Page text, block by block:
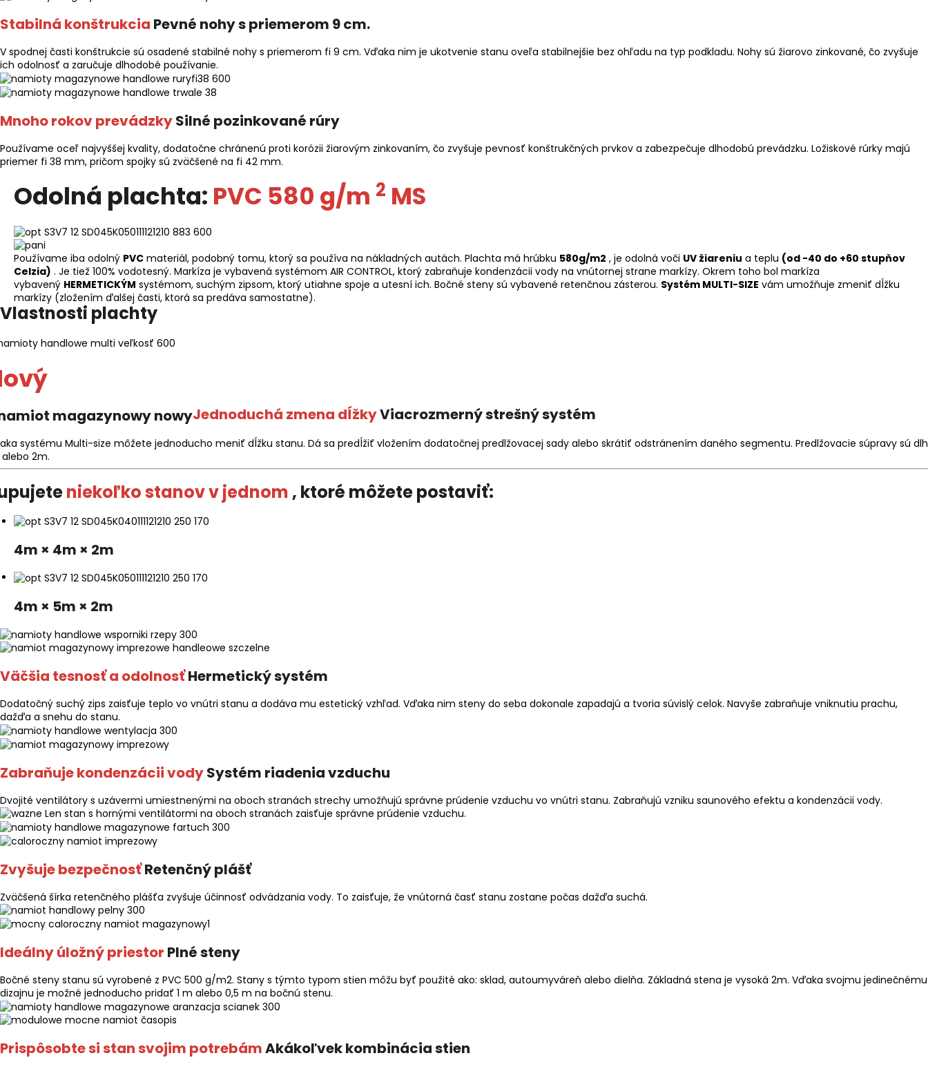
Stabilná konštrukcia Pevné nohy s priemerom 9 cm.
V spodnej časti konštrukcie sú osadené stabilné nohy s priemerom fi 9 cm. Vďaka nim je ukotvenie stanu oveľa stabilnejšie bez ohľadu na typ podkladu. Nohy sú žiarovo zinkované, čo zvyšuje
ich odolnosť a zaručuje dlhodobé používanie.
Mnoho rokov prevádzkySilné pozinkované rúry
Používame oceľ najvyššej kvality, dodatočne chránenú proti korózii žiarovým zinkovaním, čo zvyšuje pevnosť konštrukčných prvkov a zabezpečuje dlhodobú prevádzku. Ložiskové rúrky majú
priemer fi 38 mm, pričom spojky sú zväčšené na fi 42 mm.
Odolná plachta: PVC 580 g/m 2 MS
Používame iba odolný PVC materiál, podobný tomu, ktorý sa používa na nákladných autách. Plachta má hrúbku 580g/m2 , je odolná voči UV žiareniu a teplu (od -40 do +60 stupňov
Celzia) . Je tiež 100% vodotesný. Markíza je vybavená systémom AIR CONTROL, ktorý zabraňuje kondenzácii vody na vnútornej strane markízy. Okrem toho bol markíza
vybavený HERMETICKÝM systémom, suchým zipsom, ktorý utiahne spoje a utesní ich. Bočné steny sú vybavené retenčnou zásterou. Systém MULTI-SIZE vám umožňuje zmeniť dĺžku
markízy (zložením ďalšej časti, ktorá sa predáva samostatne).
Vlastnosti plachty
Jednoduchá zmena dĺžkyViacrozmerný strešný systém
systému Multi-size môžete jednoducho meniť dĺžku stanu. Dá sa predĺžiť vložením dodatočnej predlžovacej sady alebo skrátiť odstránením daného segmentu. Predlžovacie súpravy sú
alebo 2m.
niekoľko stanov v jednom , ktoré môžete postaviť:
4m × 4m × 2m
4m × 5m × 2m
Väčšia tesnosť a odolnosťHermetický systém
Dodatočný suchý zips zaisťuje teplo vo vnútri stanu a dodáva mu estetický vzhľad. Vďaka nim steny do seba dokonale zapadajú a tvoria súvislý celok. Navyše zabraňuje vniknutiu prachu,
dažďa a snehu do stanu.
Zabraňuje kondenzácii vodySystém riadenia vzduchu
Dvojité ventilátory s uzávermi umiestnenými na oboch stranách strechy umožňujú správne prúdenie vzduchu vo vnútri stanu. Zabraňujú vzniku saunového efektu a kondenzácii vody.
Len stan s hornými ventilátormi na oboch stranách zaisťuje správne prúdenie vzduchu.
Zvyšuje bezpečnosťRetenčný plášť
Zväčšená šírka retenčného plášťa zvyšuje účinnosť odvádzania vody. To zaisťuje, že vnútorná časť stanu zostane počas dažďa suchá.
Ideálny úložný priestor Plné steny
Bočné steny stanu sú vyrobené z PVC 500 g/m2. Stany s týmto typom stien môžu byť použité ako: sklad, autoumyváreň alebo dielňa. Základná stena je vysoká 2m. Vďaka svojmu jedinečnému
dizajnu je možné jednoducho pridať 1 m alebo 0,5 m na bočnú stenu.
Prispôsobte si stan svojim potrebámAkákoľvek kombinácia stien